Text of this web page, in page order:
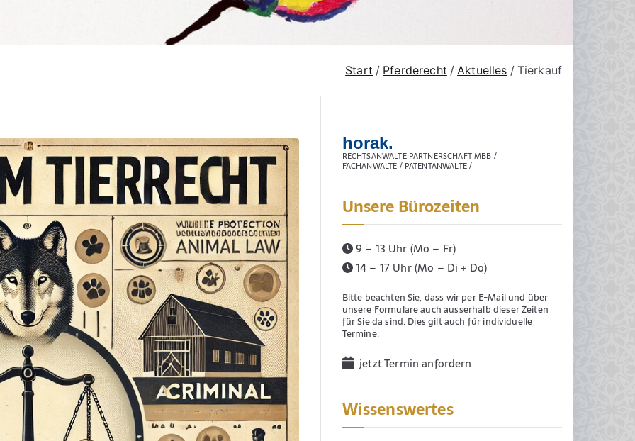
Start Pferderecht Aktuelles Tierkauf
horak.
RECHTSANWÄLTE PARTNERSCHAFT MBB /
FACHANWÄLTE / PATENTANWÄLTE /
Unsere Bürozeiten
9 – 13 Uhr (Mo – Fr)
14 – 17 Uhr (Mo – Di + Do)
Bitte beachten Sie, dass wir per E-Mail und über
unsere Formulare auch ausserhalb dieser Zeiten
für Sie da sind. Dies gilt auch für individuelle
Termine.
jetzt Termin anfordern
Wissenswertes